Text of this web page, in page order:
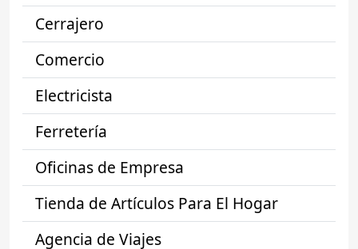
Cerrajero
Comercio
Electricista
Ferretería
Oficinas de Empresa
Tienda de Artículos Para El Hogar
Agencia de Viajes